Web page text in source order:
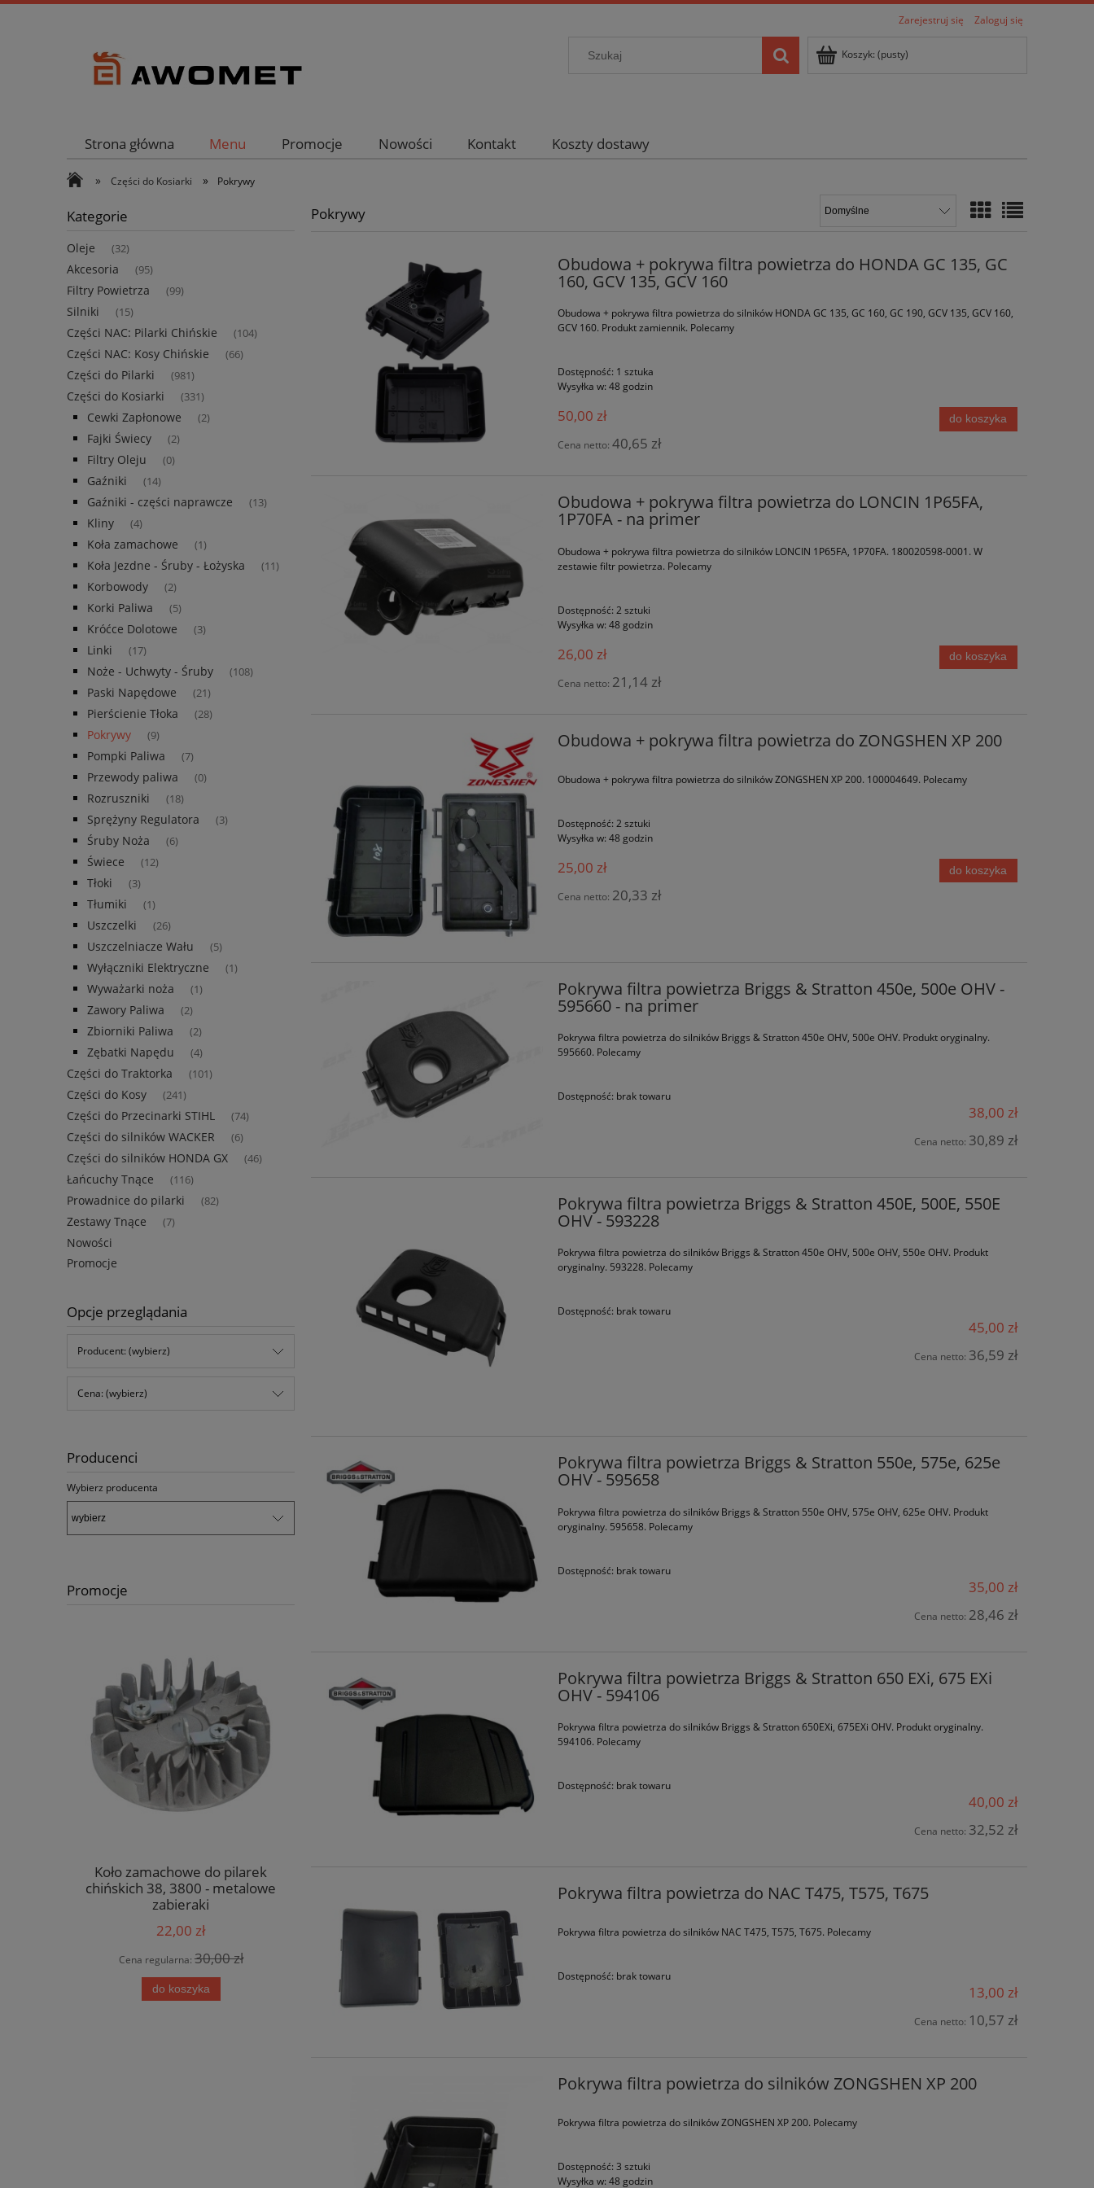
Zarejestruj się Zaloguj się
Koszyk: (pusty)
Strona główna Menu Promocje Nowości Kontakt Koszty dostawy
» Części do Kosiarki » Pokrywy
Kategorie
Oleje (32)
Akcesoria (95)
Filtry Powietrza (99)
Silniki (15)
Części NAC: Pilarki Chińskie (104)
Części NAC: Kosy Chińskie (66)
Części do Pilarki (981)
Części do Kosiarki (331)
Cewki Zapłonowe (2)
Fajki Świecy (2)
Filtry Oleju (0)
Gaźniki (14)
Gaźniki - części naprawcze (13)
Kliny (4)
Koła zamachowe (1)
Koła Jezdne - Śruby - Łożyska (11)
Korbowody (2)
Korki Paliwa (5)
Króćce Dolotowe (3)
Linki (17)
Noże - Uchwyty - Śruby (108)
Paski Napędowe (21)
Pierścienie Tłoka (28)
Pokrywy (9)
Pompki Paliwa (7)
Przewody paliwa (0)
Rozruszniki (18)
Sprężyny Regulatora (3)
Śruby Noża (6)
Świece (12)
Tłoki (3)
Tłumiki (1)
Uszczelki (26)
Uszczelniacze Wału (5)
Wyłączniki Elektryczne (1)
Wyważarki noża (1)
Zawory Paliwa (2)
Zbiorniki Paliwa (2)
Zębatki Napędu (4)
Części do Traktorka (101)
Części do Kosy (241)
Części do Przecinarki STIHL (74)
Części do silników WACKER (6)
Części do silników HONDA GX (46)
Łańcuchy Tnące (116)
Prowadnice do pilarki (82)
Zestawy Tnące (7)
Nowości
Promocje
Opcje przeglądania
Producent: (wybierz)
Cena: (wybierz)
Producenci
Wybierz producenta
Promocje
Koło zamachowe do pilarek
chińskich 38, 3800 - metalowe
zabieraki
22,00 zł
Cena regularna: 30,00 zł
do koszyka
90,00 zł
do koszyka
GND-41
20,00 zł
elektrycznych STIHL MSE 140, MSE
160, MSE 180 - oryginał
140,00 zł
Pokrywy
Obudowa + pokrywa filtra powietrza do HONDA GC 135, GC
160, GCV 135, GCV 160
Obudowa + pokrywa filtra powietrza do silników HONDA GC 135, GC 160, GC 190, GCV 135, GCV 160,
GCV 160. Produkt zamiennik. Polecamy
Dostępność: 1 sztuka
Wysyłka w: 48 godzin
50,00 zł
Cena netto:40,65 zł
do koszyka
Obudowa + pokrywa filtra powietrza do LONCIN 1P65FA,
1P70FA - na primer
Obudowa + pokrywa filtra powietrza do silników LONCIN 1P65FA, 1P70FA. 180020598-0001. W
zestawie filtr powietrza. Polecamy
Dostępność: 2 sztuki
Wysyłka w: 48 godzin
26,00 zł
Cena netto: 21,14 zł
do koszyka
Obudowa + pokrywa filtra powietrza do ZONGSHEN XP 200
Obudowa + pokrywa filtra powietrza do silników ZONGSHEN XP 200. 100004649. Polecamy
Dostępność: 2 sztuki
Wysyłka w: 48 godzin
25,00 zł
Cena netto: 20,33 zł
do koszyka
Pokrywa filtra powietrza Briggs & Stratton 450e, 500e OHV -
595660 - na primer
Pokrywa filtra powietrza do silników Briggs & Stratton 450e OHV, 500e OHV. Produkt oryginalny.
595660. Polecamy
Dostępność: brak towaru
38,00 zł
Cena netto: 30,89 zł
Pokrywa filtra powietrza Briggs & Stratton 450E, 500E, 550E
OHV - 593228
Pokrywa filtra powietrza do silników Briggs & Stratton 450e OHV, 500e OHV, 550e OHV. Produkt
oryginalny. 593228. Polecamy
Dostępność: brak towaru
45,00 zł
Cena netto: 36,59 zł
Pokrywa filtra powietrza Briggs & Stratton 550e, 575e, 625e
OHV - 595658
Pokrywa filtra powietrza do silników Briggs & Stratton 550e OHV, 575e OHV, 625e OHV. Produkt
oryginalny. 595658. Polecamy
Dostępność: brak towaru
35,00 zł
Cena netto: 28,46 zł
Pokrywa filtra powietrza Briggs & Stratton 650 EXi, 675 EXi
OHV - 594106
Pokrywa filtra powietrza do silników Briggs & Stratton 650EXi, 675EXi OHV. Produkt oryginalny.
594106. Polecamy
Dostępność: brak towaru
40,00 zł
Cena netto: 32,52 zł
Pokrywa filtra powietrza do NAC T475, T575, T675
Pokrywa filtra powietrza do silników NAC T475, T575, T675. Polecamy
Dostępność: brak towaru
13,00 zł
Cena netto: 10,57 zł
Pokrywa filtra powietrza do silników ZONGSHEN XP 200
Pokrywa filtra powietrza do silników ZONGSHEN XP 200. Polecamy
Dostępność: 3 sztuki
Wysyłka w: 48 godzin